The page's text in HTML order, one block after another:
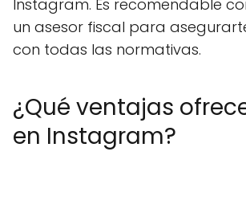
Instagram. Es recomendable
un asesor fiscal para
con todas las normativas.
¿Qué ventajas
en Instagram?